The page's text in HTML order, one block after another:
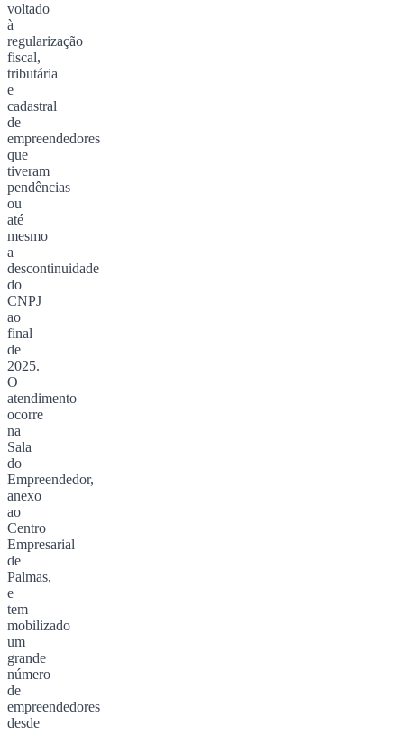
voltado
à
regularização
fiscal,
tributária
e
cadastral
de
empreendedores
que
tiveram
pendências
ou
até
mesmo
a
descontinuidade
do
CNPJ
ao
final
de
2025.
O
atendimento
ocorre
na
Sala
do
Empreendedor,
anexo
ao
Centro
Empresarial
de
Palmas,
e
tem
mobilizado
um
grande
número
de
empreendedores
desde